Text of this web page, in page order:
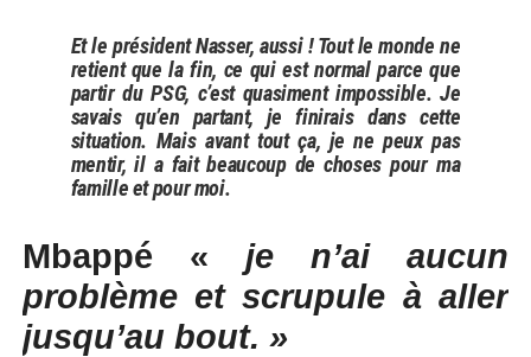
Et le président Nasser, aussi ! Tout le monde ne
retient que la fin, ce qui est normal parce que
partir du PSG, c’est quasiment impossible. Je
savais qu’en partant, je finirais dans cette
situation. Mais avant tout ça, je ne peux pas
mentir, il a fait beaucoup de choses pour ma
famille et pour moi.
Mbappé « je n’ai aucun
problème et scrupule à aller
jusqu’au bout. »